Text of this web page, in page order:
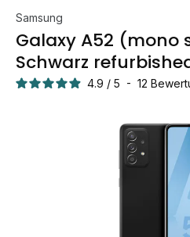
Samsung
Galaxy A52 (mono
Schwarz
4.9 / 5 - 12